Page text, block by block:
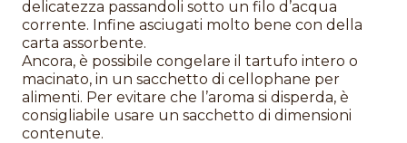
delicatezza passandoli sotto un filo d’acqua
corrente. Infine asciugati molto bene con della
carta assorbente.
Ancora, è possibile congelare il tartufo intero o
macinato, in un sacchetto di cellophane per
alimenti. Per evitare che l’aroma si disperda, è
consigliabile usare un sacchetto di dimensioni
contenute.